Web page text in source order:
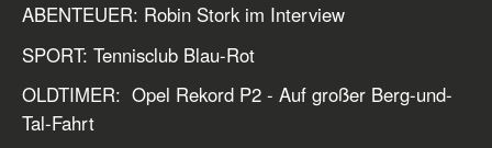
ABENTEUER: Robin Stork im Interview
SPORT: Tennisclub Blau-Rot
OLDTIMER: Opel Rekord P2 - Auf großer Berg-und-
Tal-Fahrt